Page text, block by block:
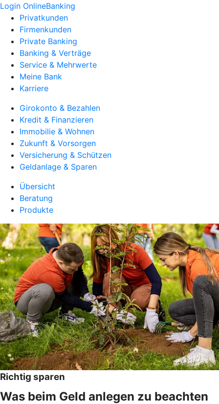
Login OnlineBanking
Privatkunden
Firmenkunden
Private Banking
Banking & Verträge
Service & Mehrwerte
Meine Bank
Karriere
Girokonto & Bezahlen
Kredit & Finanzieren
Immobilie & Wohnen
Zukunft & Vorsorgen
Versicherung & Schützen
Geldanlage & Sparen
Übersicht
Beratung
Produkte
Richtig sparen
Was beim Geld anlegen zu beachten